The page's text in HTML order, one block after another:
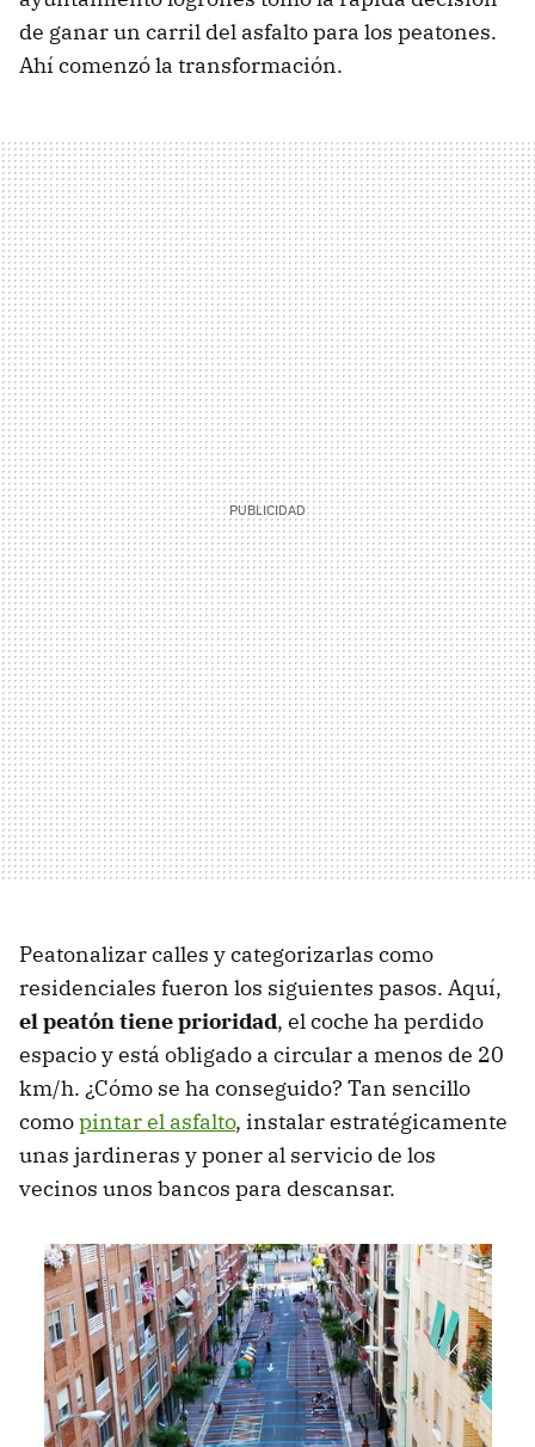
de ganar un carril del asfalto para los peatones.
Ahí comenzó la transformación.
Peatonalizar calles y categorizarlas como
residenciales fueron los siguientes pasos. Aquí,
el peatón tiene prioridad, el coche ha perdido
espacio y está obligado a circular a menos de 20
km/h. ¿Cómo se ha conseguido? Tan sencillo
comopintar el asfalto, instalar estratégicamente
unas jardineras y poner al servicio de los
vecinos unos bancos para descansar.